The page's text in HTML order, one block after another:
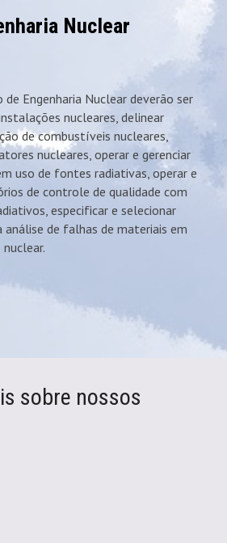
Nuclear
de Engenharia Nuclear deverão ser
nucleares, delinear
de combustíveis nucleares,
nucleares, operar e gerenciar
uso de fontes radiativas, operar e
de controle de qualidade com
especificar e selecionar
de falhas de materiais em
sobre nossos